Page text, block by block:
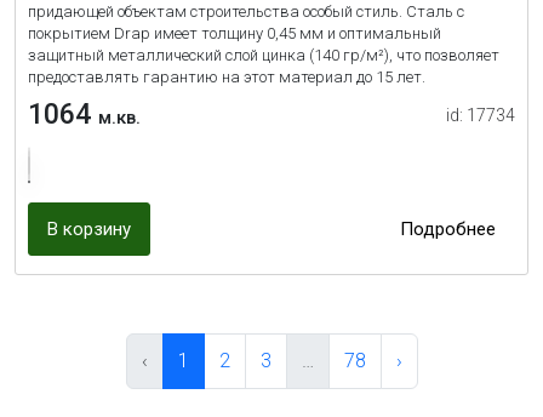
придающей объектам строительства особый стиль. Сталь с
покрытием Drap имеет толщину 0,45 мм и оптимальный
защитный металлический слой цинка (140 гр/м²), что позволяет
предоставлять гарантию на этот материал до 15 лет.
1064 м.кв. id: 17734
В корзину Подробнее
‹ 1 2 3 78 ›